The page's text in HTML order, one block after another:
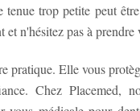
tenue trop petite peut
n'hésitez pas à prendre
pratique. Elle vous
Chez Placemed,